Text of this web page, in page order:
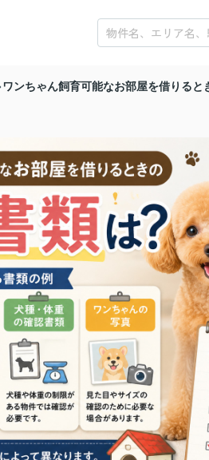
ワンちゃん飼育可能なお部屋を借りる